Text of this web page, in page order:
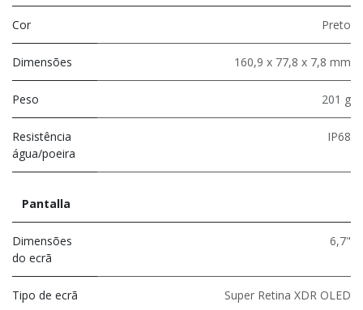
Cor Preto
Dimensões 160,9 x 77,8 x 7,8 mm
Peso 201 g
Resistência
água/poeira
IP68
Pantalla
Dimensões
do ecrã
6,7"
Tipo de ecrã Super Retina XDR OLED